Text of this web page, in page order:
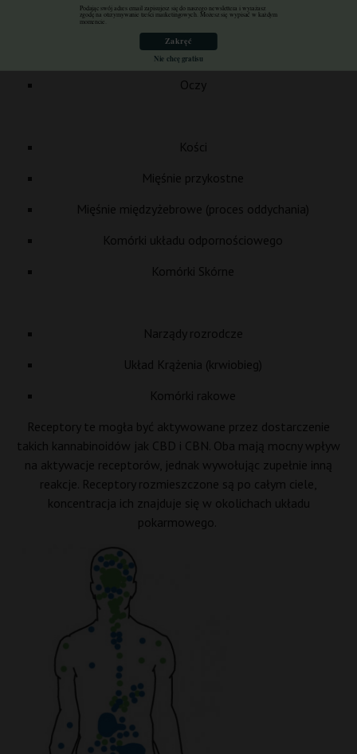
Trzustka
Wątroba
Oczy
Kości
Mięśnie przykostne
Mięśnie międzyżebrowe (proces oddychania)
Komórki układu odpornościowego
Komórki Skórne
Narządy rozrodcze
Układ Krążenia (krwiobieg)
Komórki rakowe
Receptory te mogła być aktywowane przez dostarczenie
takich kannabinoidów jak CBD i CBN. Oba mają mocny wpływ
na aktywacje receptorów, jednak wywołując zupełnie inną
reakcje. Receptory rozmieszczone są po całym ciele,
koncentracja ich znajduje się w okolichach układu
pokarmowego.
Podając swój adres email zapisujesz się do naszego newslettera i wyrażasz
zgodę na otrzymywanie treści marketingowych. Możesz się wypisać w każdym
momencie.
Zakręć
Nie chcę gratisu